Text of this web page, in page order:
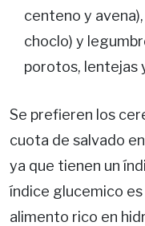
centeno y
choclo) y
porotos, lentejas
Se prefieren los
cuota de salvado
ya que tienen un
índice glucemico
alimento rico en